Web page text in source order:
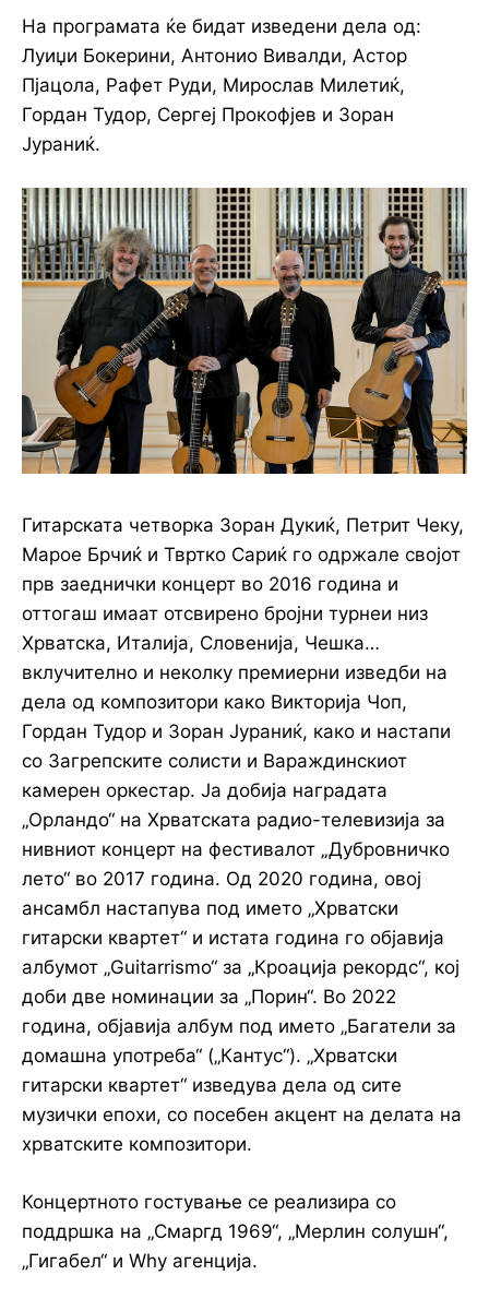
На програмата ќе бидат изведени дела од:
Луиџи Бокерини, Антонио Вивалди, Астор
Пјацола, Рафет Руди, Мирослав Милетиќ,
Гордан Тудор, Сергеј Прокофјев и Зоран
Јураниќ.
Гитарската четворка Зоран Дукиќ, Петрит Чеку,
Марое Брчиќ и Твртко Сариќ го одржале својот
прв заеднички концерт во 2016 година и
оттогаш имаат отсвирено бројни турнеи низ
Хрватска, Италија, Словенија, Чешка…
вклучително и неколку премиерни изведби на
дела од композитори како Викторија Чоп,
Гордан Тудор и Зоран Јураниќ, како и настапи
со Загрепските солисти и Вараждинскиот
камерен оркестар. Ја добија наградата
„Орландо“ на Хрватската радио-телевизија за
нивниот концерт на фестивалот „Дубровничко
лето“ во 2017 година. Од 2020 година, овој
ансамбл настапува под името „Хрватски
гитарски квартет“ и истата година го објавија
албумот „Guitarrismo“ за „Кроација рекордс“, кој
доби две номинации за „Порин“. Во 2022
година, објавија албум под името „Багатели за
домашна употреба“ („Кантус“). „Хрватски
гитарски квартет“ изведува дела од сите
музички епохи, со посебен акцент на делата на
хрватските композитори.
Концертното гостување се реализира со
поддршка на „Смаргд 1969“, „Мерлин солушн“,
„Гигабел“ и Why агенција.